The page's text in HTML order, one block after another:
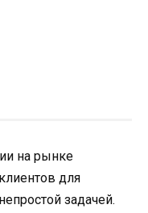
на рынке
для
задачей.